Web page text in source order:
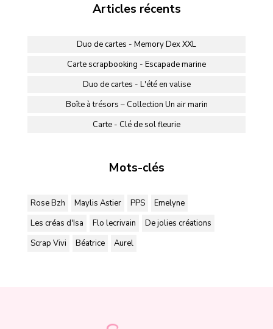
Articles récents
Duo de cartes - Memory Dex XXL
Carte scrapbooking - Escapade marine
Duo de cartes - L'été en valise
Boîte à trésors – Collection Un air marin
Carte - Clé de sol fleurie
Mots-clés
Rose Bzh Maylis Astier PPS
Emelyne
Les créas d'Isa
Flo lecrivain
De jolies créations
Scrap Vivi
Béatrice Aurel